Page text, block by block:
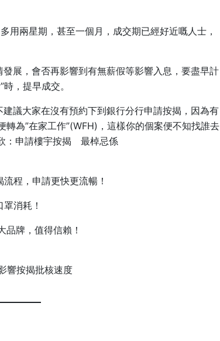
用兩星期，甚至一個月，成交期已經好近嘅人士，
展，會否再影響到有無薪假等影響入息，要盡早計
，提早成交。
議大家在沒有預約下到銀行分行申請按揭，因為有
為”在家工作”(WFH)，這樣你的個案便不知找誰去
：申請樓宇按揭 最棹忌係
程，申請更快更流暢！
消耗！
牌，值得信賴！
響按揭批核速度